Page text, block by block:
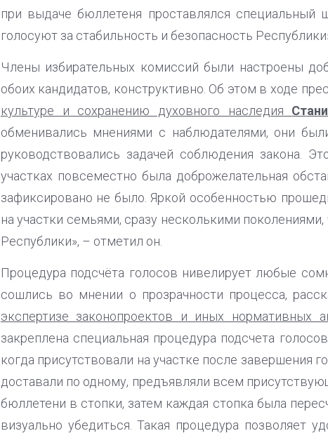
при выдаче бюллетеня проставлялся
голосуют за стабильность и безопасность
Члены избирательных комиссий были настроены
обоих кандидатов, конструктивно. Об этом в ходе
культуре и сохранению духовного наследия
обменивались мнениями с наблюдателями, они
руководствовались задачей соблюдения закона.
участках повсеместно была доброжелательная
зафиксировано не было. Яркой особенностью
на участки семьями, сразу несколькими
Республики», – отметил он.
Процедура подсчёта голосов нивелирует любые
сошлись во мнении о прозрачности процесса,
экспертизе законопроектов и иных нормативных
закреплена специальная процедура подсчета
когда присутствовали на участке после
доставали по одному, предъявляли всем
бюллетени в стопки, затем каждая стопка была
визуально убедиться. Такая процедура позволяет